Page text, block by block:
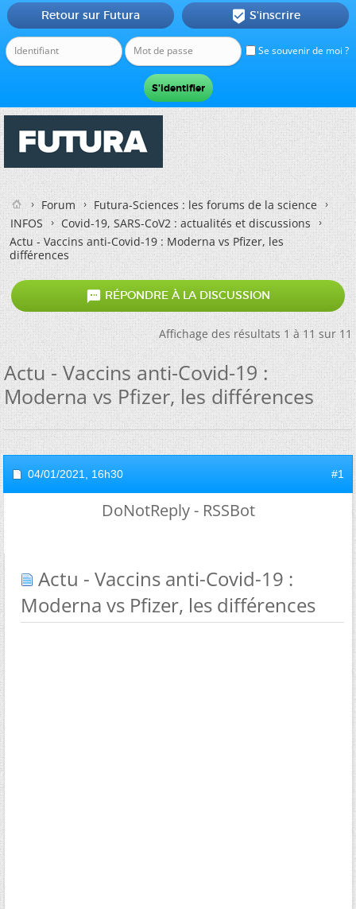
Se souvenir de moi ?
Retour sur Futura  S'inscrire
Forum
Futura-Sciences : les forums de la science
INFOS
Covid-19, SARS-CoV2 : actualités et discussions
Actu - Vaccins anti-Covid-19 : Moderna vs Pfizer, les
différences
 RÉPONDRE À LA DISCUSSION
Affichage des résultats 1 à 11 sur 11
Actu - Vaccins anti-Covid-19 :
Moderna vs Pfizer, les différences
04/01/2021, 16h30 #1
DoNotReply - RSSBot
Actu - Vaccins anti-Covid-19 :
Moderna vs Pfizer, les différences